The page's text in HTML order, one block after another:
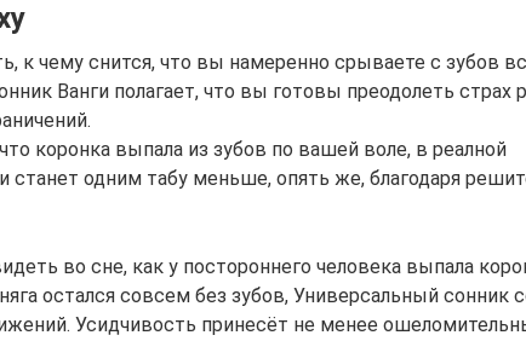
к чему снится, что вы намеренно срываете с зубов
Ванги полагает, что вы готовы преодолеть страх
коронка выпала из зубов по вашей воле, в реалной
станет одним табу меньше, опять же, благодаря
во сне, как у постороннего человека выпала
остался совсем без зубов, Универсальный сонник
Усидчивость принесёт не менее